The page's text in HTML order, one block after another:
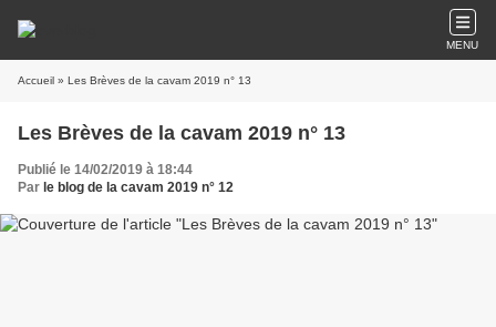
MENU
Accueil » Les Brèves de la cavam 2019 n° 13
Les Brèves de la cavam 2019 n° 13
Publié le 14/02/2019 à 18:44
Par le blog de la cavam 2019 n° 12